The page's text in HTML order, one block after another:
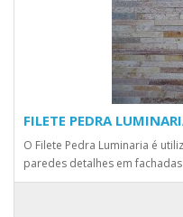
FILETE PEDRA
O Filete Pedra Luminaria é
paredes detalhes em fachadas